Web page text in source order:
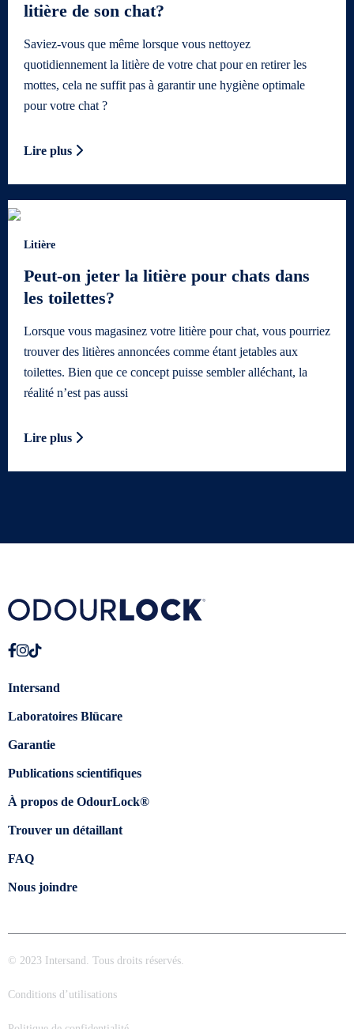
litière de son chat?
Saviez-vous que même lorsque vous nettoyez
quotidiennement la litière de votre chat pour en retirer les
mottes, cela ne suffit pas à garantir une hygiène optimale
pour votre chat ?
Lire plus
Litière
Peut-on jeter la litière pour chats dans
les toilettes?
Lorsque vous magasinez votre litière pour chat, vous pourriez
trouver des litières annoncées comme étant jetables aux
toilettes. Bien que ce concept puisse sembler alléchant, la
réalité n’est pas aussi
Lire plus
Intersand
Laboratoires Blücare
Garantie
Publications scientifiques
À propos de OdourLock®
Trouver un détaillant
FAQ
Nous joindre
© 2023 Intersand. Tous droits réservés.
Conditions d’utilisations